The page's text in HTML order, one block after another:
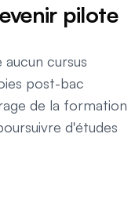
pilote
cursus
post-bac
de la formation
d'études